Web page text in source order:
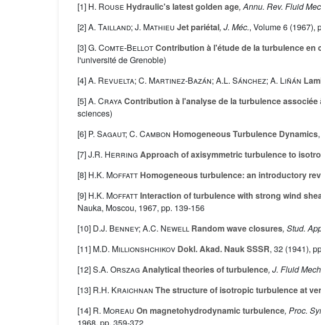
[1] H. Rouse Hydraulic's latest golden age, Annu. Rev. Fluid
[2]A. Tailland; J. Mathieu Jet pariétal, J. Méc., Volume 6 (1967),
[3]G. Comte-BellotContribution à l'étude de la turbulence en
l'université de Grenoble)
[4]A. Revuelta; C. Martinez-Bazán; A.L. Sánchez; A. Liñán
[5]A. CrayaContribution à l'analyse de la turbulence
sciences)
[6] P. Sagaut; C. Cambon Homogeneous Turbulence Dynamics
[7]J.R. Herring Approach of axisymmetric turbulence to
[8] H.K. Moffatt Homogeneous turbulence: an introductory
[9] H.K. Moffatt Interaction of turbulence with strong wind
Nauka, Moscou, 1967, pp. 139-156
[10] D.J. Benney; A.C. Newell Random wave closures, Stud.
[11] M.D. Millionshchikov Dokl. Akad. Nauk SSSR, 32 (1941),
[12]S.A. Orszag Analytical theories of turbulence, J. Fluid
[13] R.H. Kraichnan The structure of isotropic turbulence at
[14] R. Moreau On magnetohydrodynamic turbulence, Proc.